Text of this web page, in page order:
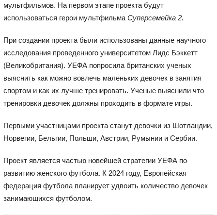
мультфильмов. На первом этапе проекта будут
использоваться герои мультфильма Суперсемейка 2.
При создании проекта были использованы данные научного
исследования проведенного университетом Лидс Бэккетт
(Великобритания). УЕФА попросила британских ученых
выяснить как можно вовлечь маленьких девочек в занятия
спортом и как их лучше тренировать. Ученые выяснили что
тренировки девочек должны проходить в формате игры.
Первыми участницами проекта станут девочки из Шотландии,
Норвегии, Бельгии, Польши, Австрии, Румынии и Сербии.
Проект является частью новейшей стратегии УЕФА по
развитию женского футбола. К 2024 году, Европейская
федерация футбола планирует удвоить количество девочек
занимающихся футболом.